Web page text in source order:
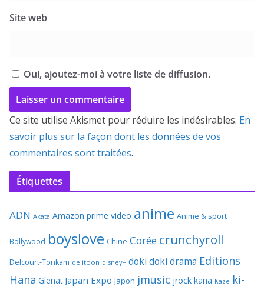
Site web
Oui, ajoutez-moi à votre liste de diffusion.
Ce site utilise Akismet pour réduire les indésirables. En
savoir plus sur la façon dont les données de vos
commentaires sont traitées.
Étiquettes
ADN Akata Amazon prime video anime Anime & sport
Bollywood boyslove Chine Corée crunchyroll
Delcourt-Tonkam delitoon disney+ doki doki drama Editions
Hana Glenat Japan Expo Japon jmusic jrock kana Kaze ki-